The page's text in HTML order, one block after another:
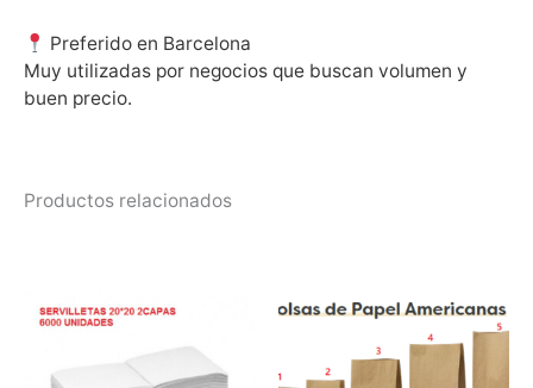
Preferido en Barcelona
Muy utilizadas por negocios que buscan volumen y
buen precio.
Productos relacionados